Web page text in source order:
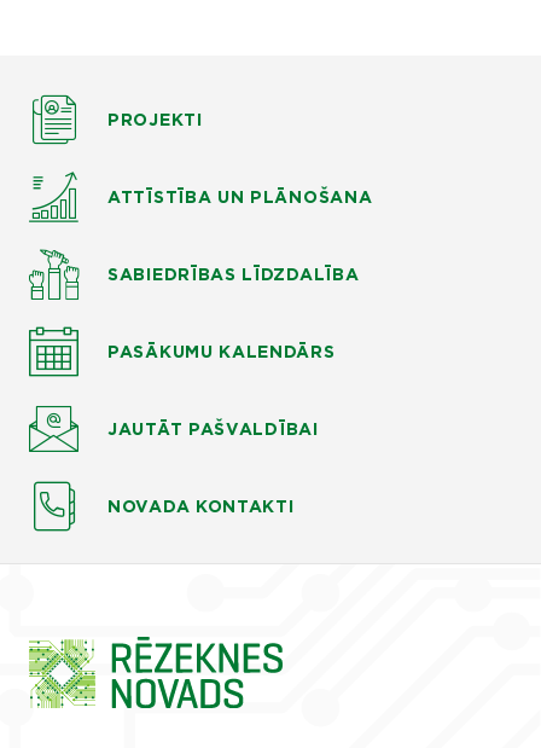
PROJEKTI
ATTĪSTĪBA UN PLĀNOŠANA
SABIEDRĪBAS LĪDZDALĪBA
PASĀKUMU KALENDĀRS
JAUTĀT PAŠVALDĪBAI
NOVADA KONTAKTI